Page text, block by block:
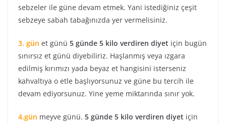
sebzeler ile güne devam etmek. Yani istediğiniz çeşit
sebzeye sabah tabağınızda yer vermelisiniz.
3. gün et günü 5 günde 5 kilo verdiren diyet için bugün
sınırsız et günü diyebiliriz. Haşlanmış veya ızgara
edilmiş kırımızı yada beyaz et hangisini isterseniz
kahvaltıya o etle başlıyorsunuz ve güne bu tercih ile
devam ediyorsunuz. Yine yeme miktarında sınır yok.
4.gün meyve günü. 5 günde 5 kilo verdiren diyet için